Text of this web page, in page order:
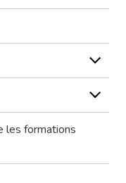
les formations